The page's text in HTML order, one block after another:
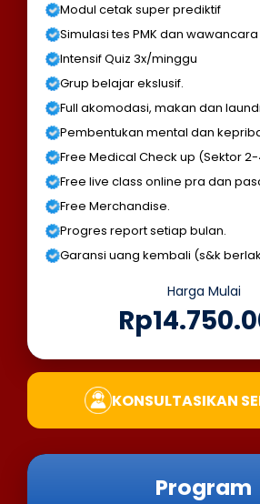
Modul cetak super prediktif
Simulasi tes PMK dan wawancara
Intensif Quiz 3x/minggu
Grup belajar ekslusif.
Full akomodasi, makan dan
Pembentukan mental dan
Free Medical Check up (Sektor
Free live class online pra dan
Free Merchandise.
Progres report setiap bulan.
Garansi uang kembali (s&k
Harga Mulai
KONSULTASIKAN
Program